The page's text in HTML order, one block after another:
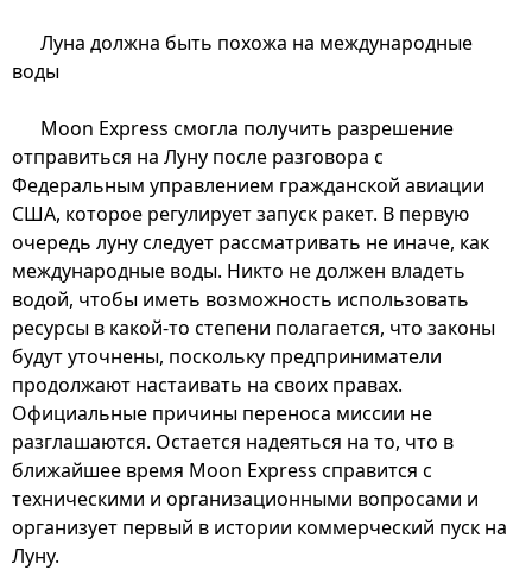
Луна должна быть похожа на международные
воды
Moon Express смогла получить разрешение
отправиться на Луну после разговора с
Федеральным управлением гражданской авиации
США, которое регулирует запуск ракет. В первую
очередь луну следует рассматривать не иначе, как
международные воды. Никто не должен владеть
водой, чтобы иметь возможность использовать
ресурсы в какой-то степени полагается, что законы
будут уточнены, поскольку предприниматели
продолжают настаивать на своих правах.
Официальные причины переноса миссии не
разглашаются. Остается надеяться на то, что в
ближайшее время Moon Express справится с
техническими и организационными вопросами и
организует первый в истории коммерческий пуск на
Луну.